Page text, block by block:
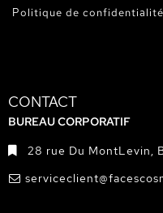
Politique de confidentialité
CONTACT
BUREAU CORPORATIF
28 rue Du MontLevin,